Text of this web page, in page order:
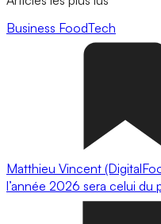
Business FoodTech
Matthieu Vincent
l’année 2026 sera celui du